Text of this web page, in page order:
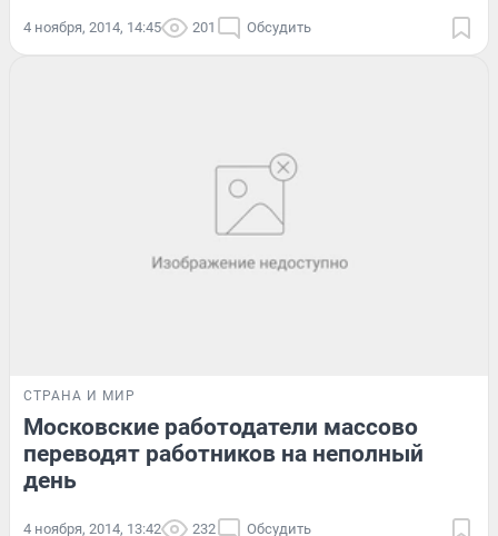
4 ноября, 2014, 14:45 201 Обсудить
СТРАНА И МИР
Московские работодатели массово
переводят работников на неполный
день
4 ноября, 2014, 13:42 232 Обсудить